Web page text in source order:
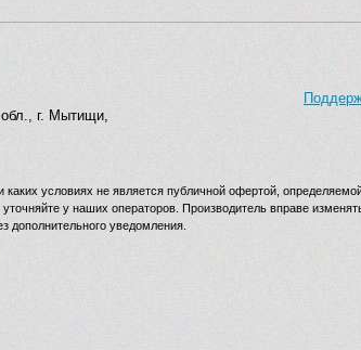
обл., г. Мытищи,
условиях не является публичной офертой,
у наших операторов. Производитель вправе
дополнительного уведомления.